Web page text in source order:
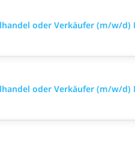
oder Verkäufer (m/w/d)
oder Verkäufer (m/w/d)